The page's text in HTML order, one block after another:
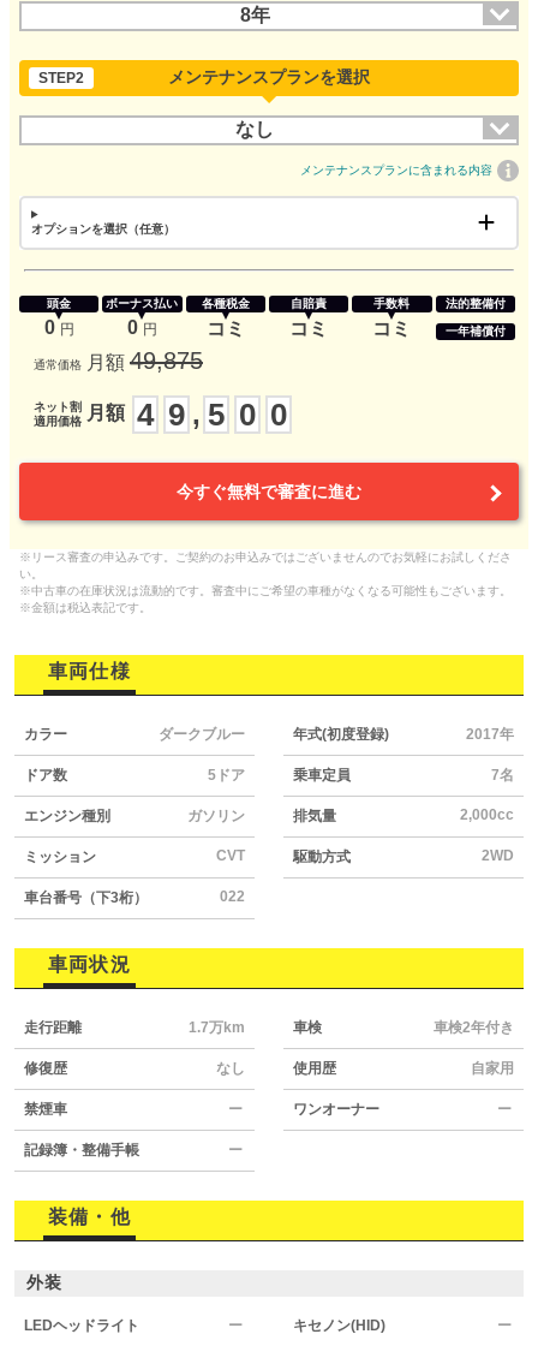
8年
STEP2 メンテナンスプランを選択
なし
メンテナンスプランに含まれる内容
オプションを選択（任意）
頭金
0 円
ボーナス払い
0 円
各種税金
コミ
自賠責
コミ
手数料
コミ
法的整備付
一年補償付
通常価格 月額 49,875
ネット割
適用価格
月額 4 9 , 5 0 0
今すぐ無料で審査に進む
※リース審査の申込みです。ご契約のお申込みではございませんのでお気軽にお試しくださ
い。
※中古車の在庫状況は流動的です。審査中にご希望の車種がなくなる可能性もございます。
※金額は税込表記です。
車両仕様
カラー ダークブルー 年式(初度登録) 2017年
ドア数 5ドア 乗車定員 7名
エンジン種別 ガソリン 排気量 2,000cc
ミッション CVT 駆動方式 2WD
車台番号（下3桁） 022
車両状況
走行距離 1.7万km 車検 車検2年付き
修復歴 なし 使用歴 自家用
禁煙車 ー ワンオーナー ー
記録簿・整備手帳 ー
装備・他
外装
LEDヘッドライト ー キセノン(HID) ー